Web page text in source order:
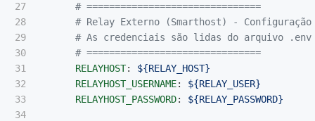
27
28
29
30
31
32
33
34
# ===============================
# Relay Externo (Smarthost) - Configuração
# As credenciais são lidas do arquivo .env
# ===============================
RELAYHOST:
${RELAY_HOST}
RELAYHOST_USERNAME:
${RELAY_USER}
RELAYHOST_PASSWORD: ${RELAY_PASSWORD}